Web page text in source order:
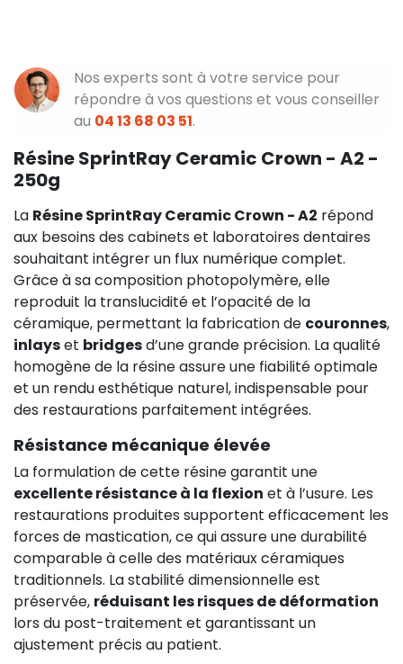
Nos experts sont à votre service pour
répondre à vos questions et vous conseiller
au 04 13 68 03 51.
Résine SprintRay Ceramic Crown - A2 -
250g
La Résine SprintRay Ceramic Crown - A2 répond
aux besoins des cabinets et laboratoires dentaires
souhaitant intégrer un flux numérique complet.
Grâce à sa composition photopolymère, elle
reproduit la translucidité et l’opacité de la
céramique, permettant la fabrication de couronnes,
inlayset bridgesd’une grande précision. La qualité
homogène de la résine assure une fiabilité optimale
et un rendu esthétique naturel, indispensable pour
des restaurations parfaitement intégrées.
Résistance mécanique élevée
La formulation de cette résine garantit une
excellente résistance à la flexion et à l’usure. Les
restaurations produites supportent efficacement les
forces de mastication, ce qui assure une durabilité
comparable à celle des matériaux céramiques
traditionnels. La stabilité dimensionnelle est
préservée, réduisant les risques de déformation
lors du post-traitement et garantissant un
ajustement précis au patient.